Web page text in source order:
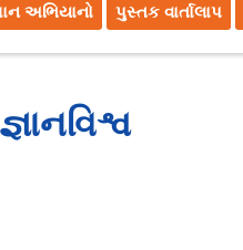
અભિયાનો પુસ્તક વાર્તાલાપ